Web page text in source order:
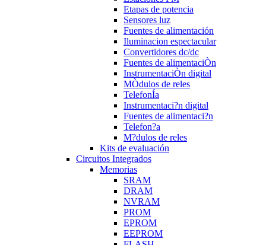
Etapas de potencia
Sensores luz
Fuentes de alimentación
Iluminacion espectacular
Convertidores dc/dc
Fuentes de alimentaciÒn
InstrumentaciÒn digital
MÒdulos de reles
TelefonÍa
Instrumentaci?n digital
Fuentes de alimentaci?n
Telefon?a
M?dulos de reles
Kits de evaluación
Circuitos Integrados
Memorias
SRAM
DRAM
NVRAM
PROM
EPROM
EEPROM